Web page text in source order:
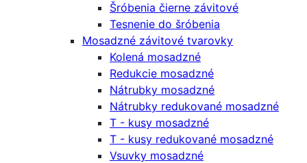
Šróbenia čierne závitové
Tesnenie do šróbenia
Mosadzné závitové tvarovky
Kolená mosadzné
Redukcie mosadzné
Nátrubky mosadzné
Nátrubky redukované mosadzné
T - kusy mosadzné
T - kusy redukované mosadzné
Vsuvky mosadzné